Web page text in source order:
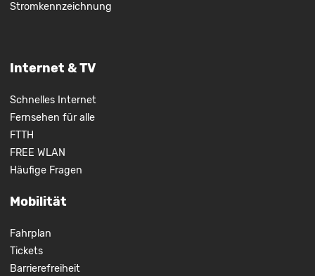
Stromkennzeichnung
Internet & TV
Schnelles Internet
Fernsehen für alle
FTTH
FREE WLAN
Häufige Fragen
Mobilität
Fahrplan
Tickets
Barrierefreiheit